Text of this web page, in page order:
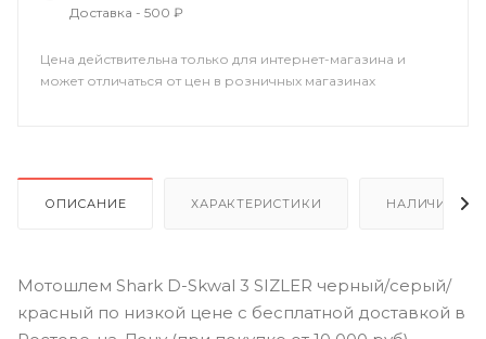
Доставка - 500 ₽
Цена действительна только для интернет-магазина и
может отличаться от цен в розничных магазинах
ОПИСАНИЕ ХАРАКТЕРИСТИКИ НАЛИЧИЕ В
Мотошлем Shark D-Skwal 3 SIZLER черный/серый/
красный по низкой цене с бесплатной доставкой в